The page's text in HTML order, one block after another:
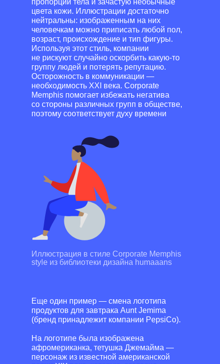
Иллюстрация в стиле Corporate Memphis
style из библиотеки дизайна humaaans
пропорции тела и зачастую необычные
цвета кожи. Иллюстрации достаточно
нейтральны: изображенным на них
человечкам можно приписать любой пол,
возраст, происхождение и тип фигуры.
Используя этот стиль, компании
не рискуют случайно оскорбить какую-то
группу людей и потерять репутацию.
Осторожность в коммуникации —
необходимость XXI века. Corporate
Memphis помогает избежать негатива
со стороны различных групп в обществе,
поэтому соответствует духу времени
Еще один пример — смена логотипа
продуктов для завтрака Aunt Jemima
(бренд принадлежит компании PepsiCo).
На логотипе была изображена
афромериканка, тетушка Джемайма —
персонаж из известной американской